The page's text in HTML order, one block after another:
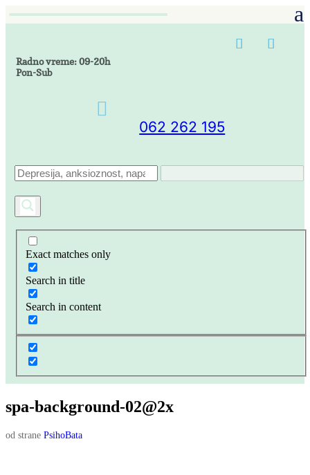
Radno vreme: 09-20h
Pon-Sub

062 262 195
Exact matches only
Search in title
Search in content
spa-background-02@2x
od strane PsihoBata